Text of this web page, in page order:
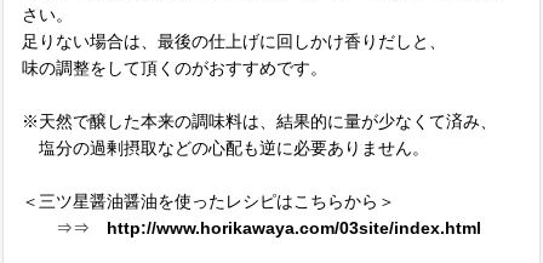
さい。
足りない場合は、最後の仕上げに回しかけ香りだしと、
味の調整をして頂くのがおすすめです。
※天然で醸した本来の調味料は、結果的に量が少なくて済み、
塩分の過剰摂取などの心配も逆に必要ありません。
＜三ツ星醤油醤油を使ったレシピはこちらから＞
⇒⇒ http://www.horikawaya.com/03site/index.html